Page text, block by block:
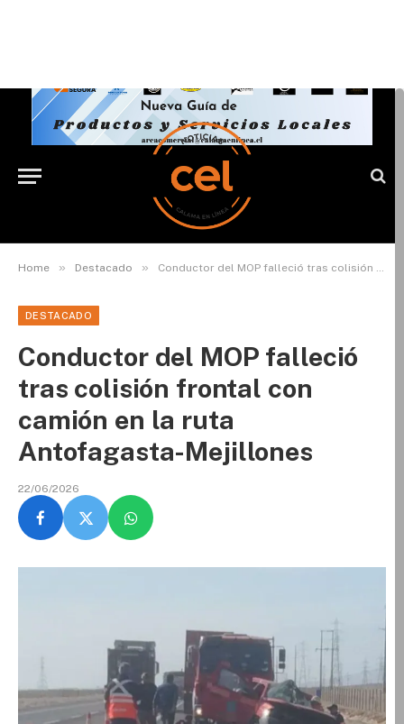
Home » Destacado » Conductor del MOP falleció tras colisión frontal con camión en la ruta Antofagasta-Mejillones
DESTACADO
Conductor del MOP falleció
tras colisión frontal con
camión en la ruta
Antofagasta-Mejillones
22/06/2026